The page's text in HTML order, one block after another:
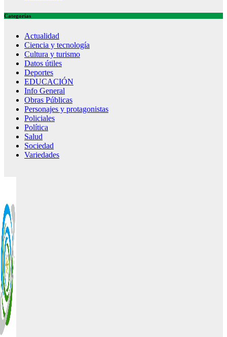
Categorías
Actualidad
Ciencia y tecnología
Cultura y turismo
Datos útiles
Deportes
EDUCACIÓN
Info General
Obras Públicas
Personajes y protagonistas
Policiales
Política
Salud
Sociedad
Variedades